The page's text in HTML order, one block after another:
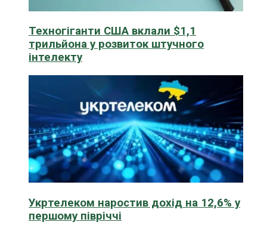
Техногіганти США вклали $1,1
трильйона у розвиток штучного
інтелекту
Укртелеком наростив дохід на 12,6% у
першому півріччі